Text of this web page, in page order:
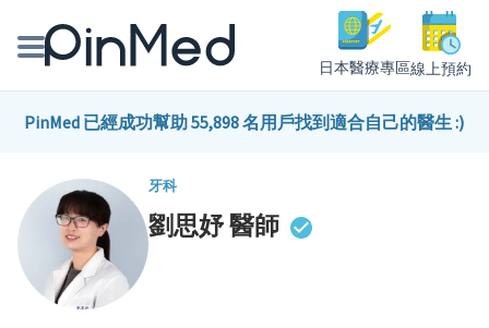
日本醫療專區線上預約
線上預約醫師、院所
醫師專欄專訪
健康主題館
PinMed 已經成功幫助 55,898 名用戶找到適合自己的醫生 :)
牙科
劉思妤醫師